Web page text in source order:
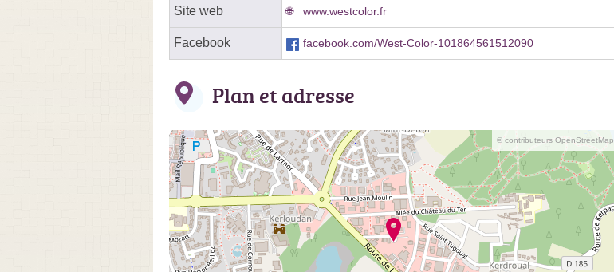
Site web www.westcolor.fr
Facebook facebook.com/West-Color-101864561512090
Plan et adresse
© contributeurs OpenStreetMap